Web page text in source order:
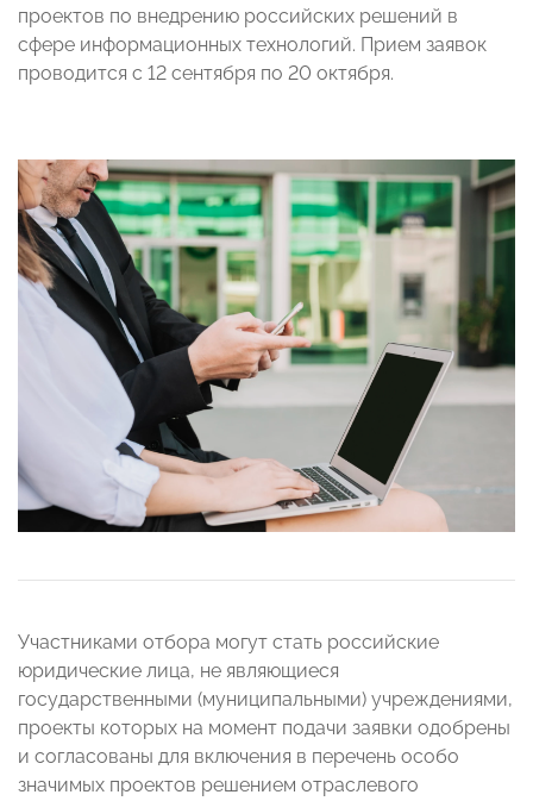
проектов по внедрению российских решений в
сфере информационных технологий. Прием заявок
проводится с 12 сентября по 20 октября.
Участниками отбора могут стать российские
юридические лица, не являющиеся
государственными (муниципальными) учреждениями,
проекты которых на момент подачи заявки одобрены
и согласованы для включения в перечень особо
значимых проектов решением отраслевого